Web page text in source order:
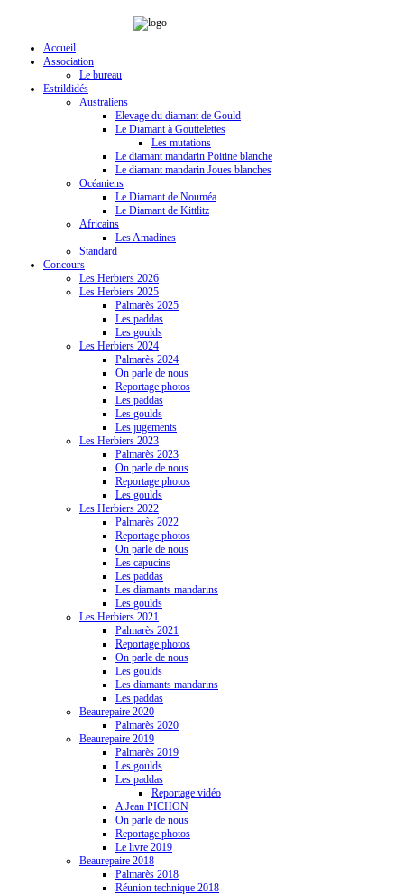
Accueil
Association
Le bureau
Estrildidés
Australiens
Elevage du diamant de Gould
Le Diamant à Gouttelettes
Les mutations
Le diamant mandarin Poitine blanche
Le diamant mandarin Joues blanches
Océaniens
Le Diamant de Nouméa
Le Diamant de Kittlitz
Africains
Les Amadines
Standard
Concours
Les Herbiers 2026
Les Herbiers 2025
Palmarès 2025
Les paddas
Les goulds
Les Herbiers 2024
Palmarès 2024
On parle de nous
Reportage photos
Les paddas
Les goulds
Les jugements
Les Herbiers 2023
Palmarès 2023
On parle de nous
Reportage photos
Les goulds
Les Herbiers 2022
Palmarès 2022
Reportage photos
On parle de nous
Les capucins
Les paddas
Les diamants mandarins
Les goulds
Les Herbiers 2021
Palmarès 2021
Reportage photos
On parle de nous
Les goulds
Les diamants mandarins
Les paddas
Beaurepaire 2020
Palmarès 2020
Beaurepaire 2019
Palmarès 2019
Les goulds
Les paddas
Reportage vidéo
A Jean PICHON
On parle de nous
Reportage photos
Le livre 2019
Beaurepaire 2018
Palmarès 2018
Réunion technique 2018